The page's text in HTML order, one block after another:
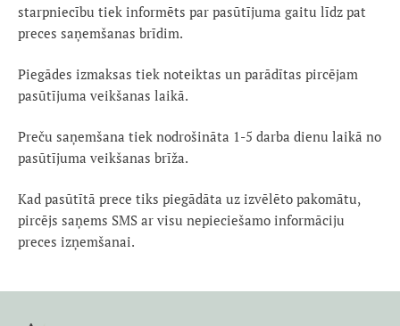
starpniecību tiek informēts par pasūtījuma gaitu līdz pat
preces saņemšanas brīdim.
Piegādes izmaksas tiek noteiktas un parādītas pircējam
pasūtījuma veikšanas laikā.
Preču saņemšana tiek nodrošināta 1-5 darba dienu laikā no
pasūtījuma veikšanas brīža.
Kad pasūtītā prece tiks piegādāta uz izvēlēto pakomātu,
pircējs saņems SMS ar visu nepieciešamo informāciju
preces izņemšanai.